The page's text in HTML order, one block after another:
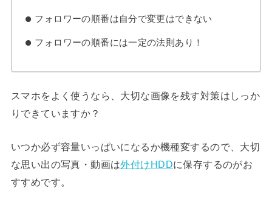
フォロワーの順番は自分で変更はできない
フォロワーの順番には一定の法則あり！
スマホをよく使うなら、大切な画像を残す対策はしっか
りできていますか？
いつか必ず容量いっぱいになるか機種変するので、大切
な思い出の写真・動画は外付けHDDに保存するのがお
すすめです。